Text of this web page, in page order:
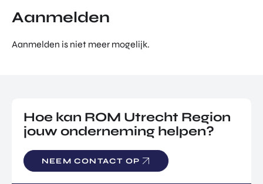
Aanmelden
Aanmelden is niet meer mogelijk.
Hoe kan ROM Utrecht Region
jouw onderneming helpen?
NEEM CONTACT OP